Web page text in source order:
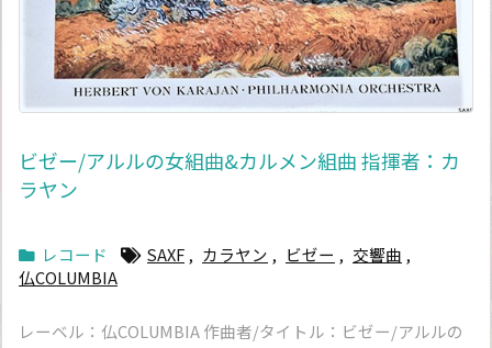
ビゼー/アルルの女組曲&カルメン組曲 指揮者：カ
ラヤン
レコード SAXF , カラヤン , ビゼー , 交響曲 ,
仏COLUMBIA
レーベル：仏COLUMBIA 作曲者/タイトル：ビゼー/アルルの